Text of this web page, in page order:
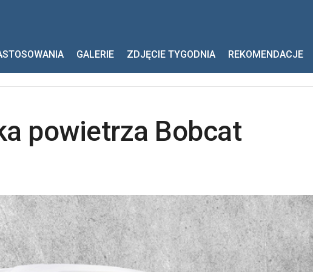
GALERIE ZDJĘCIE TYGODNIA REKOMENDACJE
Bobcat
powietrza Bobcat